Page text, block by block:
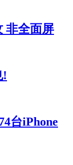
非全面屏
!
台iPhone